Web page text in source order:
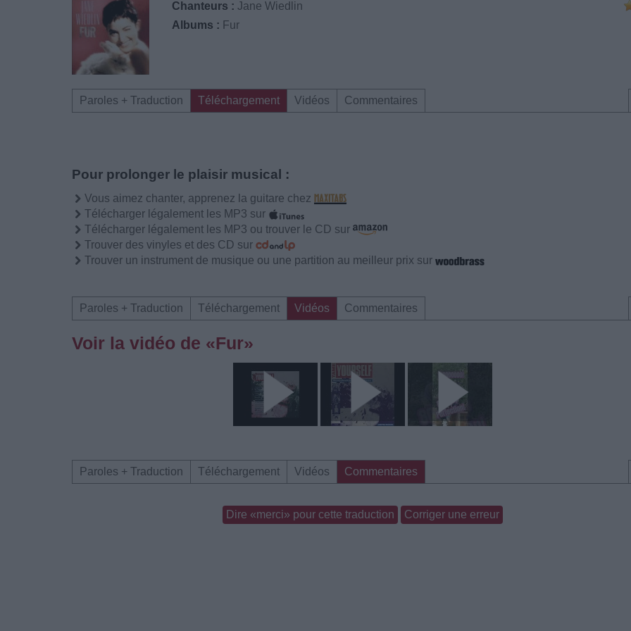
Chanteurs : Jane Wiedlin
Albums : Fur
Paroles + Traduction Téléchargement Vidéos Commentaires
Pour prolonger le plaisir musical :
Vous aimez chanter, apprenez la guitare chez
Télécharger légalement les MP3 sur
Télécharger légalement les MP3 ou trouver le CD sur
Trouver des vinyles et des CD sur
Trouver un instrument de musique ou une partition au meilleur prix sur
Paroles + Traduction Téléchargement Vidéos Commentaires
Voir la vidéo de «Fur»
Paroles + Traduction Téléchargement Vidéos Commentaires
Dire «merci» pour cette traduction Corriger une erreur